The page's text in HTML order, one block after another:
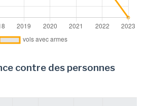
contre des personnes